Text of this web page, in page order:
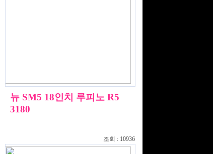
뉴 SM5 18인치 루피노 R5
3180
조회 : 10936